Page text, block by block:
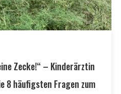
Zecke!“ – Kinderärztin
8 häufigsten Fragen zum